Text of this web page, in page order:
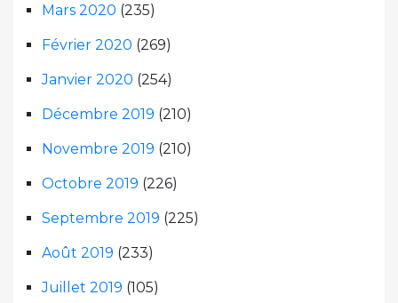
Mars 2020 (235)
Février 2020 (269)
Janvier 2020 (254)
Décembre 2019 (210)
Novembre 2019 (210)
Octobre 2019 (226)
Septembre 2019 (225)
Août 2019 (233)
Juillet 2019 (105)